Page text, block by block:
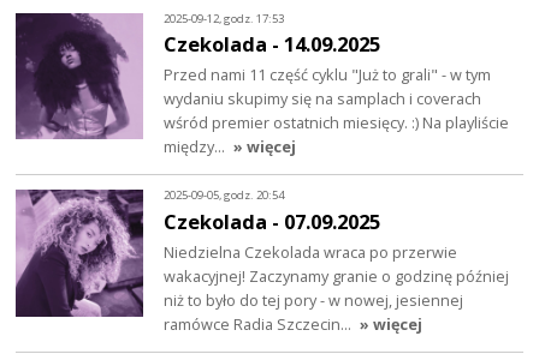
2025-09-12, godz. 17:53
Czekolada - 14.09.2025
Przed nami 11 część cyklu "Już to grali" - w tym
wydaniu skupimy się na samplach i coverach
wśród premier ostatnich miesięcy. :) Na playliście
między… » więcej
2025-09-05, godz. 20:54
Czekolada - 07.09.2025
Niedzielna Czekolada wraca po przerwie
wakacyjnej! Zaczynamy granie o godzinę później
niż to było do tej pory - w nowej, jesiennej
ramówce Radia Szczecin… » więcej